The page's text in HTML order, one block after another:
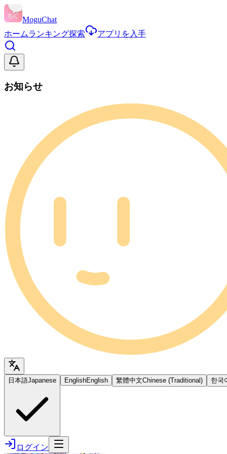
MoguChat
ホームランキング探索 アプリを入手
お知らせ
日本語Japanese EnglishEnglish 繁體中文Chinese (Traditional) 한국
ログイン